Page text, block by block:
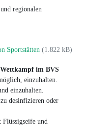
regionalen
Sportstätten (1.822 kB)
im BVS
einzuhalten.
einzuhalten.
desinfizieren oder
und